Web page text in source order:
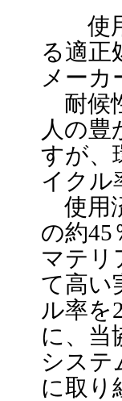
使用
る適正
メーカ
耐候
人の
すが、
イクル
使用
の約45
マテリ
て高い
ル率を
に、当
システ
に取り